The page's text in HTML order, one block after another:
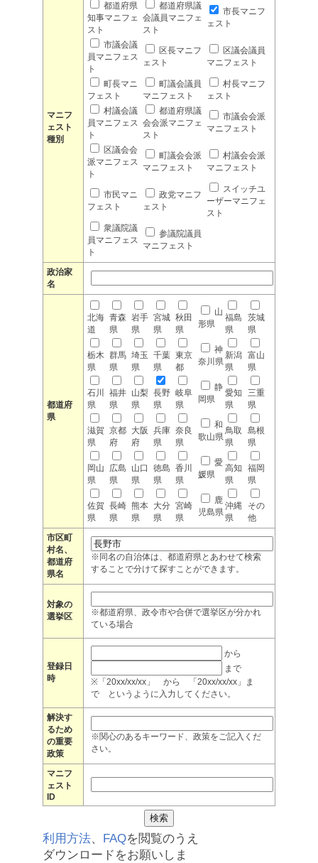
マニフ
ェスト
種別
都道府県
知事マニフェ
スト
都道府県議
会議員マニフェ
スト
市長マニフ
ェスト
市議会議
員マニフェス
ト
区長マニフ
ェスト
区議会議員
マニフェスト
町長マニ
フェスト
町議会議員
マニフェスト
村長マニフ
ェスト
村議会議
員マニフェス
ト
都道府県議
会会派マニフェ
スト
市議会会派
マニフェスト
区議会会
派マニフェス
ト
町議会会派
マニフェスト
村議会会派
マニフェスト
市民マニ
フェスト
政党マニフ
ェスト
スイッチユ
ーザーマニフェ
スト
衆議院議
員マニフェス
ト
参議院議員
マニフェスト
政治家
名
都道府
県
北海
道
青森
県
岩手
県
宮城
県
秋田
県
山
形県
福島
県
茨城
県
栃木
県
群馬
県
埼玉
県
千葉
県
東京
都
神
奈川県
新潟
県
富山
県
石川
県
福井
県
山梨
県
長野
県
岐阜
県
静
岡県
愛知
県
三重
県
滋賀
県
京都
府
大阪
府
兵庫
県
奈良
県
和
歌山県
鳥取
県
島根
県
岡山
県
広島
県
山口
県
徳島
県
香川
県
愛
媛県
高知
県
福岡
県
佐賀
県
長崎
県
熊本
県
大分
県
宮崎
県
鹿
児島県
沖縄
県
その
他
市区町
村名、
都道府
県名
※同名の自治体は、都道府県とあわせて検索
することで分けて探すことができます。
対象の
選挙区
※都道府県、政令市や合併で選挙区が分かれ
ている場合
登録日
時
から
まで
※「20xx/xx/xx」 から 「20xx/xx/xx」ま
で というように入力してください。
解決す
るため
の重要
政策
※関心のあるキーワード、政策をご記入くだ
さい。
マニフ
ェスト
ID
利用方法、 FAQを閲覧のうえ
ダウンロードをお願いしま